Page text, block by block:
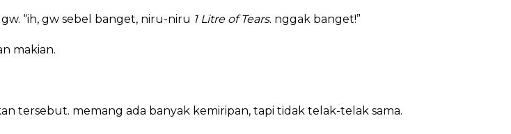
“ih, gw sebel banget, niru-niru 1 Litre of Tears. nggak banget!”
makian.
tersebut. memang ada banyak kemiripan, tapi tidak telak-telak sama.